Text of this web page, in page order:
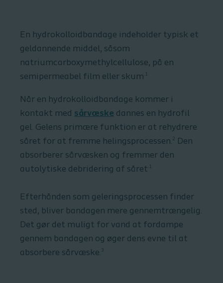
En hydrokolloidbandage indeholder typisk et
geldannende middel, såsom
natriumcarboxymethylcellulose, på en
semipermeabel film eller skum .1
Når en hydrokolloidbandage kommer i
kontakt med sårvæske dannes en hydrofil
gel. Gelens primære funktion er at rehydrere
såret for at fremme helingsprocessen.2
Den
absorberer sårvæsken og fremmer den
autolytiske debridering af såret .1
Efterhånden som geleringsprocessen finder
sted, bliver bandagen mere gennemtrængelig.
Det gør det muligt for vand at fordampe
gennem bandagen og øger dens evne til at
absorbere sårvæske.3